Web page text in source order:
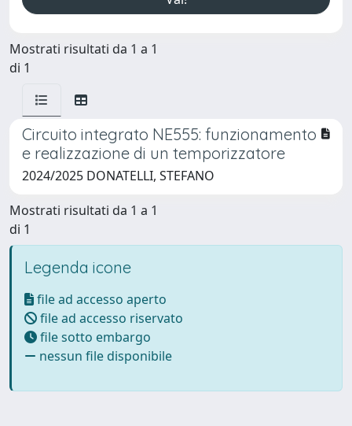
Mostrati risultati da 1 a 1
di 1
Circuito integrato NE555: funzionamento
e realizzazione di un temporizzatore
2024/2025 DONATELLI, STEFANO
Mostrati risultati da 1 a 1
di 1
Legenda icone
file ad accesso aperto
file ad accesso riservato
file sotto embargo
nessun file disponibile